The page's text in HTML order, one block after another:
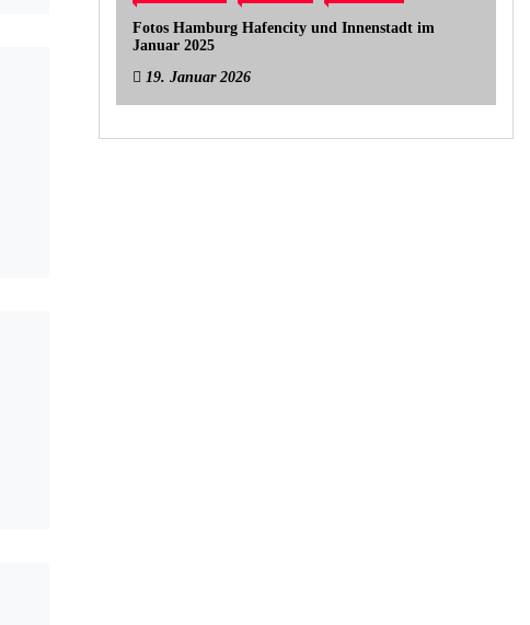
Fotos Hamburg Hafencity und Innenstadt im
Januar 2025
19. Januar 2026